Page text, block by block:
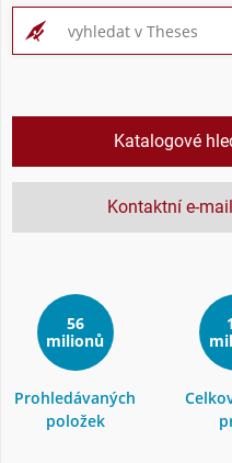
Katalogové
Kontaktní e-
56
milionů
Prohledávaných
položek